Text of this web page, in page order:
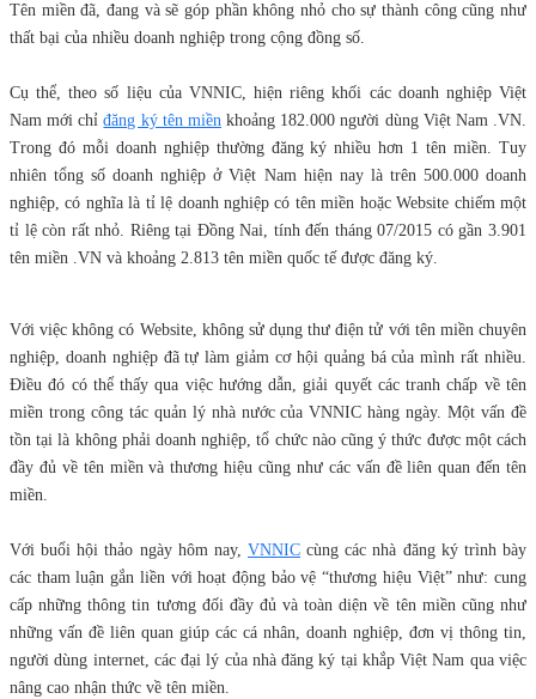
Tên miền đã, đang và sẽ góp phần không nhỏ cho sự thành công cũng như
thất bại của nhiều doanh nghiệp trong cộng đồng số.
Cụ thể, theo số liệu của VNNIC, hiện riêng khối các doanh nghiệp Việt
Nam mới chỉđăng ký tên miềnkhoảng 182.000 người dùng Việt Nam .VN.
Trong đó mỗi doanh nghiệp thường đăng ký nhiều hơn 1 tên miền. Tuy
nhiên tổng số doanh nghiệp ở Việt Nam hiện nay là trên 500.000 doanh
nghiệp, có nghĩa là tỉ lệ doanh nghiệp có tên miền hoặc Website chiếm một
tỉ lệ còn rất nhỏ. Riêng tại Đồng Nai, tính đến tháng 07/2015 có gần 3.901
tên miền .VN và khoảng 2.813 tên miền quốc tế được đăng ký.
Với việc không có Website, không sử dụng thư điện tử với tên miền chuyên
nghiệp, doanh nghiệp đã tự làm giảm cơ hội quảng bá của mình rất nhiều.
Điều đó có thể thấy qua việc hướng dẫn, giải quyết các tranh chấp về tên
miền trong công tác quản lý nhà nước của VNNIC hàng ngày. Một vấn đề
tồn tại là không phải doanh nghiệp, tổ chức nào cũng ý thức được một cách
đầy đủ về tên miền và thương hiệu cũng như các vấn đề liên quan đến tên
miền.
Với buổi hội thảo ngày hôm nay, VNNIC cùng các nhà đăng ký trình bày
các tham luận gắn liền với hoạt động bảo vệ “thương hiệu Việt” như: cung
cấp những thông tin tương đối đầy đủ và toàn diện về tên miền cũng như
những vấn đề liên quan giúp các cá nhân, doanh nghiệp, đơn vị thông tin,
người dùng internet, các đại lý của nhà đăng ký tại khắp Việt Nam qua việc
nâng cao nhận thức về tên miền.